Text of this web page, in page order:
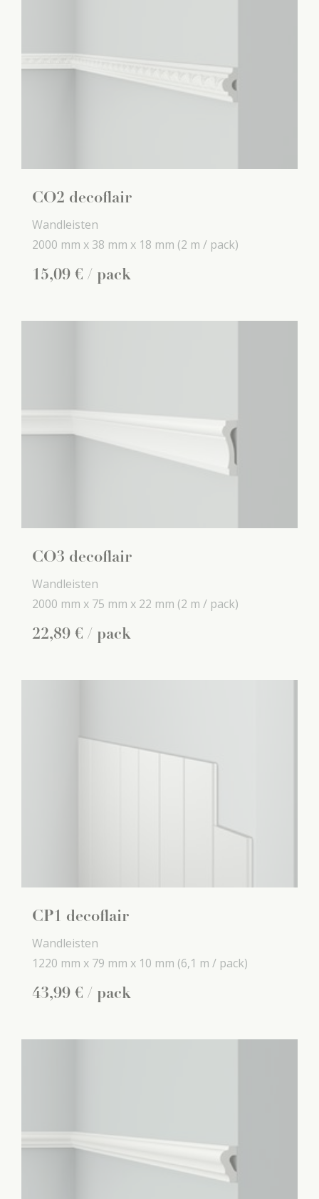
CO2 decoflair
Wandleisten
2000 mm x 38 mm x 18 mm (2 m / pack)
15,09 € / pack
CO3 decoflair
Wandleisten
2000 mm x 75 mm x 22 mm (2 m / pack)
22,89 € / pack
CP1 decoflair
Wandleisten
1220 mm x 79 mm x 10 mm (6,1 m / pack)
43,99 € / pack